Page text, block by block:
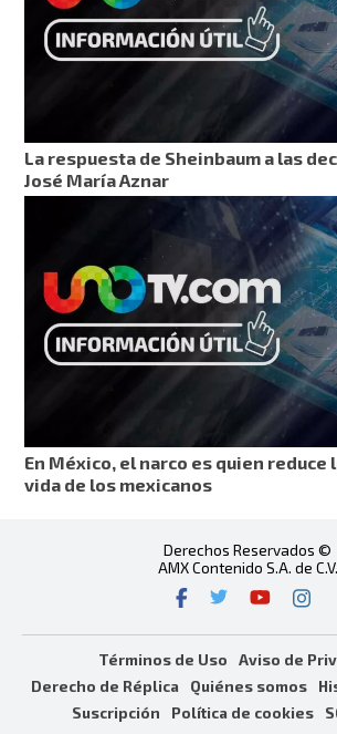
La respuesta de Sheinbaum a las
José María Aznar
En México, el narco es quien reduce
vida de los mexicanos
Derechos Reservados ©
AMX Contenido S.A. de C.V.
Términos de Uso
Aviso de
Derecho de Réplica
Quiénes somos
Suscripción
Política de cookies